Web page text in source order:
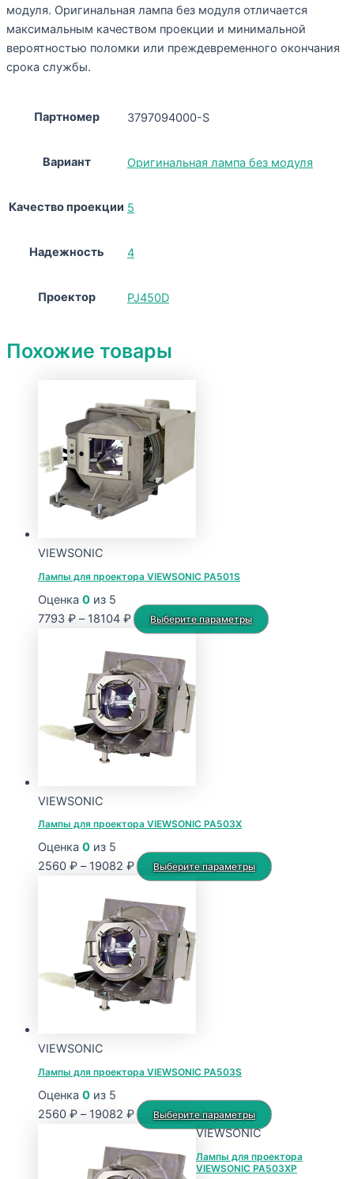
модуля. Оригинальная лампа без модуля отличается
максимальным качеством проекции и минимальной
вероятностью поломки или преждевременного окончания
срока службы.
Партномер 3797094000-S
Вариант Оригинальная лампа без модуля
Качество проекции 5
Надежность 4
Проектор PJ450D
Похожие товары
VIEWSONIC
Лампы для проектора VIEWSONIC PA501S
Оценка 0 из 5
7793 ₽ – 18104 ₽Диапазон
цен:
7793 ₽
–
18104 ₽
Выберите параметры
Этот
VIEWSONIC
Лампы для проектора VIEWSONIC PA503X
Оценка 0 из 5
2560 ₽ – 19082 ₽Диапазон
цен:
2560 ₽
–
19082 ₽
Выберите параметры
Этот
VIEWSONIC
Лампы для проектора VIEWSONIC PA503S
Оценка 0 из 5
2560 ₽ – 19082 ₽Диапазон
цен:
2560 ₽
–
Выберите параметры
Этот
имеет
несколько
VIEWSONIC
Лампы для проектора
VIEWSONIC PA503XP